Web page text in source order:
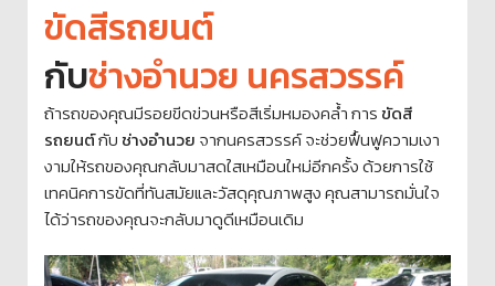
ขัดสีรถยนต์
กับช่างอำนวย นครสวรรค์
ถ้ารถของคุณมีรอยขีดข่วนหรือสีเริ่มหมองคล้ำ การ ขัดสี
รถยนต์กับ ช่างอำนวย จากนครสวรรค์ จะช่วยฟื้นฟูความเงา
งามให้รถของคุณกลับมาสดใสเหมือนใหม่อีกครั้ง ด้วยการใช้
เทคนิคการขัดที่ทันสมัยและวัสดุคุณภาพสูง คุณสามารถมั่นใจ
ได้ว่ารถของคุณจะกลับมาดูดีเหมือนเดิม